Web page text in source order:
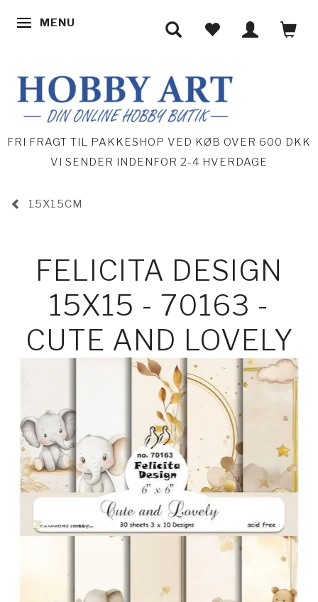
SKIFTE NAVIGATION
MENU
FRI FRAGT TIL PAKKESHOP VED KØB OVER 600 DKK
VI SENDER INDENFOR 2-4 HVERDAGE
15X15CM
FELICITA DESIGN
15X15 - 70163 -
CUTE AND LOVELY